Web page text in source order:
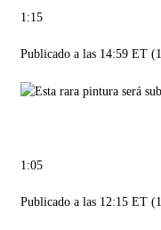
1:15
Publicado a las 14:59 ET
1:05
Publicado a las 12:15 ET